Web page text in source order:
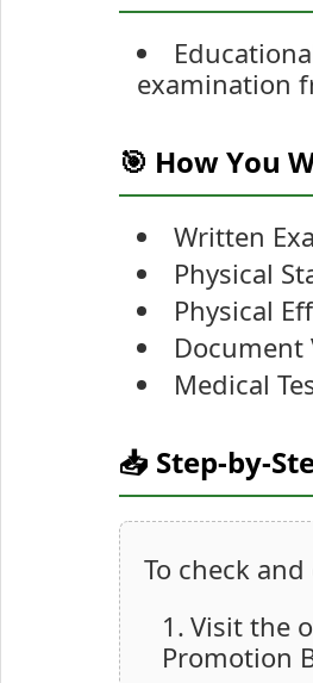
examination
🎯 How You
Written
Physical
Physical
Document
Medical
📥 Step-by-
To check
Visit the
Promotion